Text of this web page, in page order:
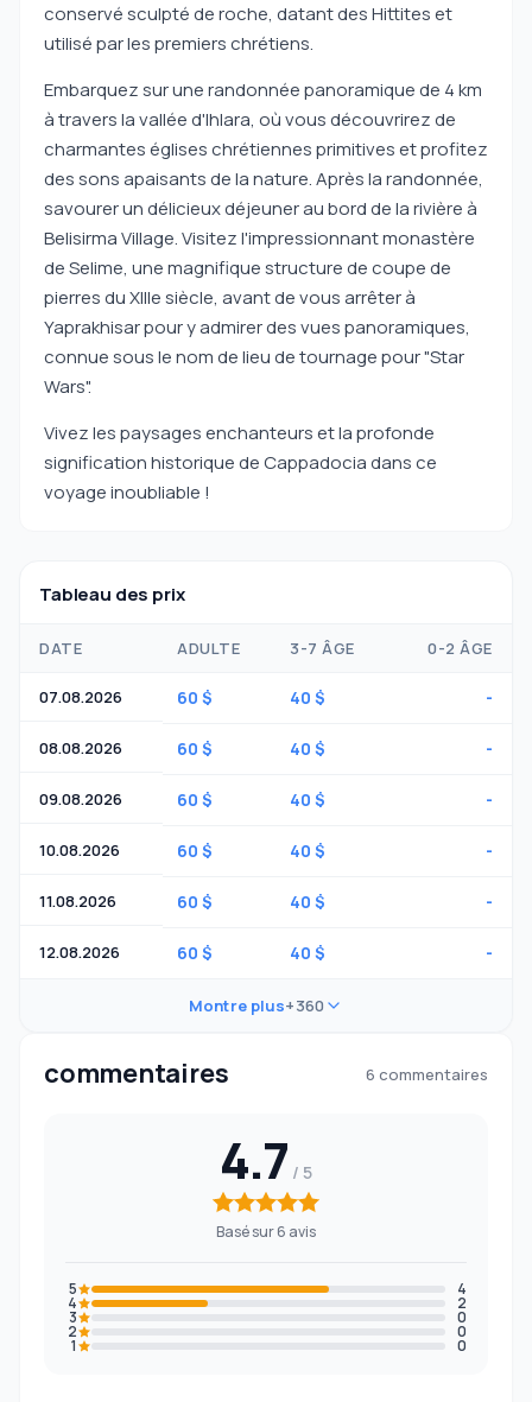
conservé sculpté de roche, datant des Hittites et
utilisé par les premiers chrétiens.
Embarquez sur une randonnée panoramique de 4 km
à travers la vallée d'Ihlara, où vous découvrirez de
charmantes églises chrétiennes primitives et profitez
des sons apaisants de la nature. Après la randonnée,
savourer un délicieux déjeuner au bord de la rivière à
Belisirma Village. Visitez l'impressionnant monastère
de Selime, une magnifique structure de coupe de
pierres du XIIIe siècle, avant de vous arrêter à
Yaprakhisar pour y admirer des vues panoramiques,
connue sous le nom de lieu de tournage pour "Star
Wars".
Vivez les paysages enchanteurs et la profonde
signification historique de Cappadocia dans ce
voyage inoubliable !
Tableau des prix
DATE ADULTE 3-7 ÂGE 0-2 ÂGE
07.08.2026 60 $ 40 $ -
08.08.2026 60 $ 40 $ -
09.08.2026 60 $ 40 $ -
10.08.2026 60 $ 40 $ -
11.08.2026 60 $ 40 $ -
12.08.2026 60 $ 40 $ -
Montre plus+360
commentaires 6 commentaires
4.7
Basé sur 6 avis
5 4
4 2
3 0
2 0
1 0